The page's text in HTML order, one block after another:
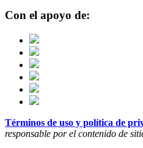
Con el apoyo de:
Términos de uso y política de
responsable por el contenido de